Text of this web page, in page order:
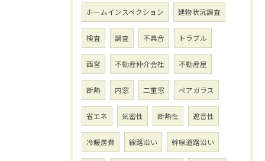
ホームインスペクション 建物状況調査
検査 調査 不具合 トラブル
西宮 不動産仲介会社 不動産屋
断熱 内窓 二重窓 ペアガラス
省エネ 気密性 断熱性 遮音性
冷暖房費 線路沿い 幹線道路沿い